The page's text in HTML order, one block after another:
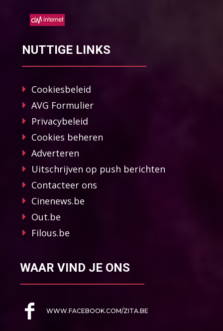
NUTTIGE LINKS
Cookiesbeleid
AVG Formulier
Privacybeleid
Cookies beheren
Adverteren
Uitschrijven op push berichten
Contacteer ons
Cinenews.be
Out.be
Filous.be
WAAR VIND JE ONS
WWW.FACEBOOK.COM/ZITA.BE